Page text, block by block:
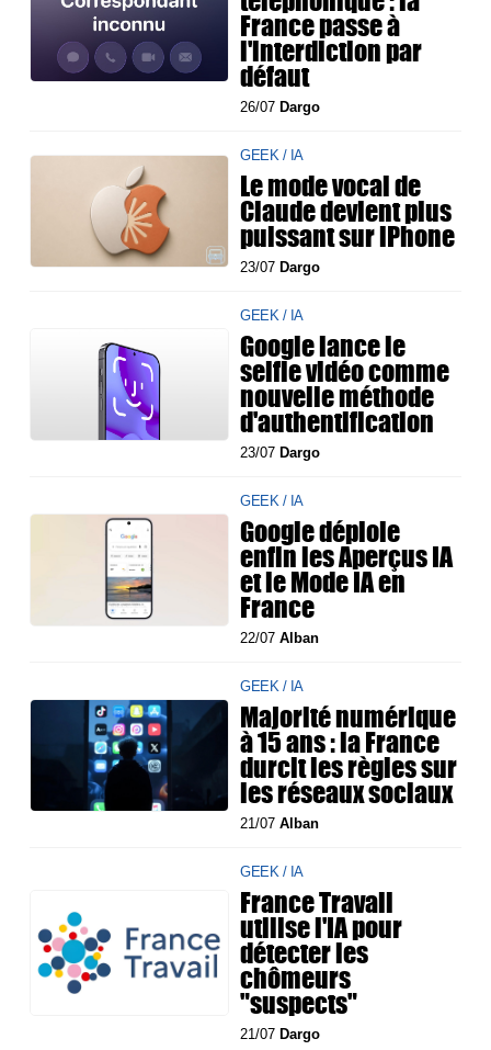
France passe à
l'interdiction par
défaut
26/07 Dargo
GEEK / IA
Le mode vocal de
Claude devient plus
puissant sur iPhone
23/07 Dargo
GEEK / IA
Google lance le
selfie vidéo comme
nouvelle méthode
d'authentification
23/07 Dargo
GEEK / IA
Google déploie
enfin les Aperçus IA
et le Mode IA en
France
22/07Alban
GEEK / IA
Majorité numérique
à 15 ans : la France
durcit les règles sur
les réseaux sociaux
21/07Alban
GEEK / IA
France Travail
utilise l'IA pour
détecter les
chômeurs
"suspects"
21/07 Dargo